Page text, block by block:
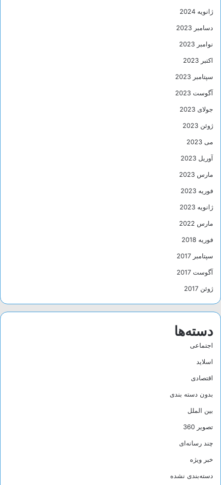
ژانویه 2024
دسامبر 2023
نوامبر 2023
اکتبر 2023
سپتامبر 2023
آگوست 2023
جولای 2023
ژوئن 2023
می 2023
آوریل 2023
مارس 2023
فوریه 2023
ژانویه 2023
مارس 2022
فوریه 2018
سپتامبر 2017
آگوست 2017
ژوئن 2017
دسته‌ها
اجتماعی
اسلاید
اقتصادی
بدون دسته بندی
بین الملل
تصویر 360
چند رسانه‌ای
خبر ویژه
دسته‌بندی نشده